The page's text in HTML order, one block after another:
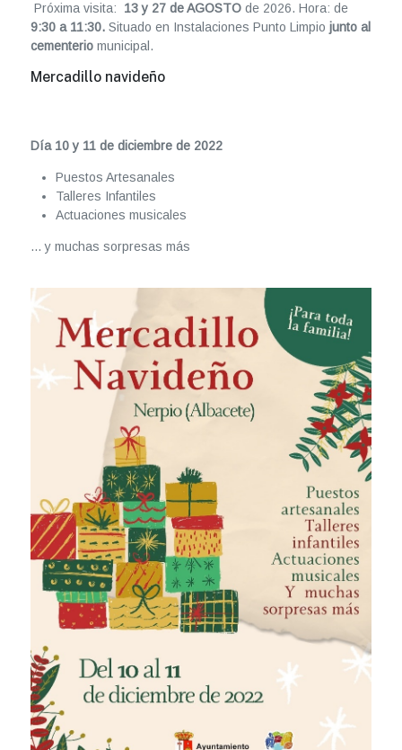
Próxima visita: 13 y 27 de AGOSTO de 2026. Hora: de
9:30 a 11:30. Situado en Instalaciones Punto Limpio junto al
cementerio municipal.
Mercadillo navideño
Día 10 y 11 de diciembre de 2022
Puestos Artesanales
Talleres Infantiles
Actuaciones musicales
... y muchas sorpresas más